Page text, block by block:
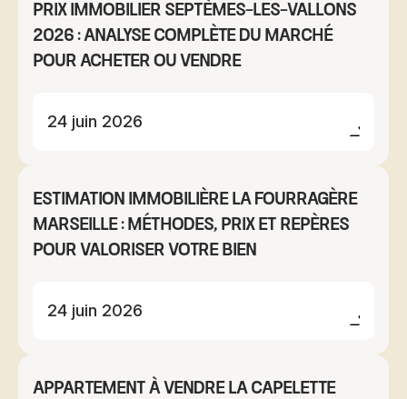
Prix immobilier Septèmes-les-Vallons
2026 : analyse complète du marché
pour acheter ou vendre
24 juin 2026
Estimation immobilière La Fourragère
Marseille : méthodes, prix et repères
pour valoriser votre bien
24 juin 2026
Appartement à vendre La Capelette